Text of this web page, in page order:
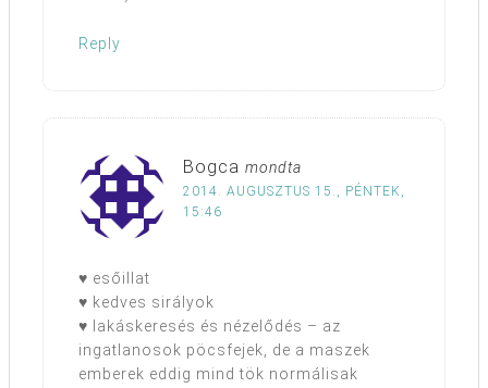
Reply
Bogca mondta
2014. AUGUSZTUS 15., PÉNTEK,
15:46
♥ esőillat
♥ kedves sirályok
♥ lakáskeresés és nézelődés – az
ingatlanosok pöcsfejek, de a maszek
emberek eddig mind tök normálisak